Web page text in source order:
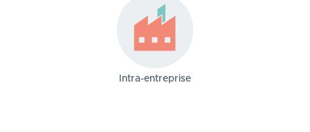
Intra-entreprise